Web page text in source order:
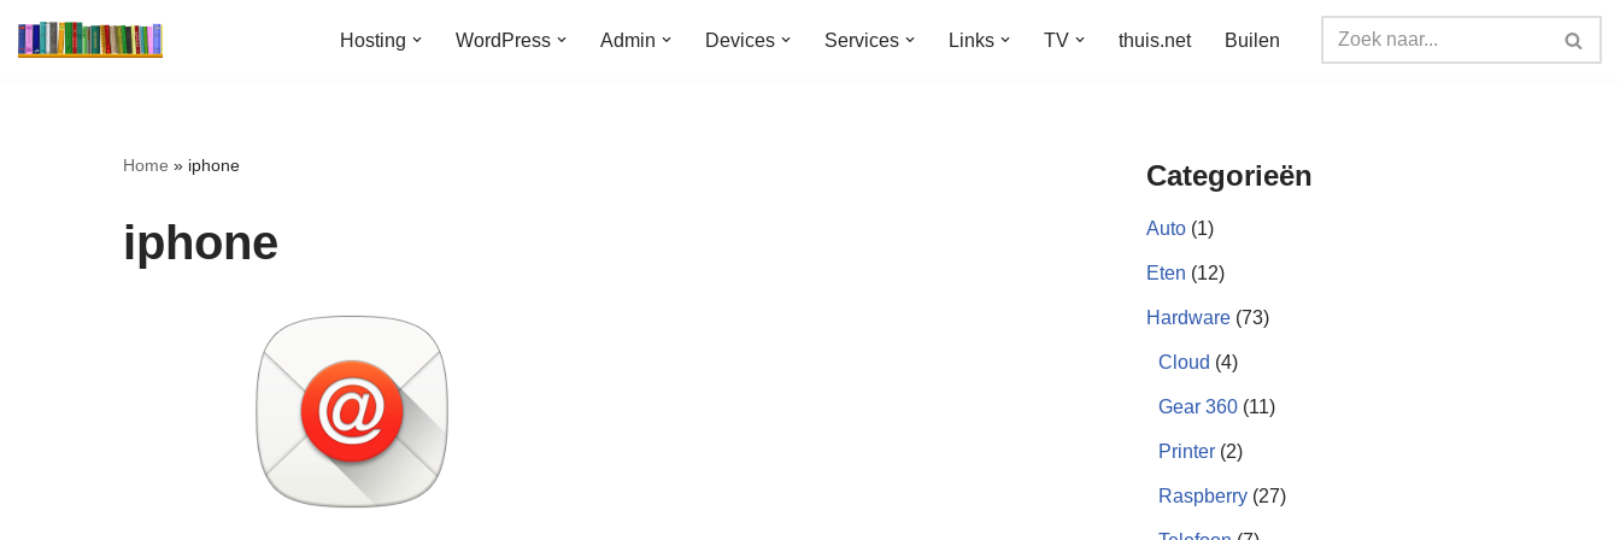
Hosting WordPress Admin Devices Services Links TV thuis.net Builen
Home » iphone
iphone
Categorieën
Auto (1)
Eten (12)
Hardware (73)
Cloud (4)
Gear 360 (11)
Printer (2)
Raspberry (27)